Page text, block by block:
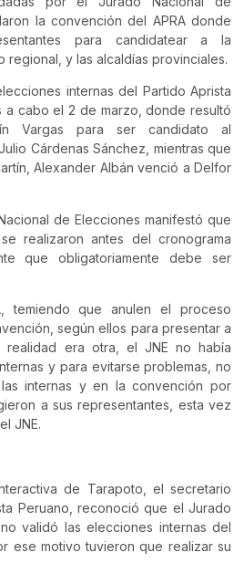
la convención del APRA donde
para candidatear a la
y las alcaldías provinciales.
internas del Partido Aprista
a cabo el 2 de marzo, donde resultó
Vargas para ser candidato al
Cárdenas Sánchez, mientras que
Alexander Albán venció a Delfor
de Elecciones manifestó que
realizaron antes del cronograma
que obligatoriamente debe ser
temiendo que anulen el proceso
según ellos para presentar a
realidad era otra, el JNE no había
y para evitarse problemas, no
internas y en la convención por
a sus representantes, esta vez
JNE.
de Tarapoto, el secretario
Peruano, reconoció que el Jurado
validó las elecciones internas del
ese motivo tuvieron que realizar su